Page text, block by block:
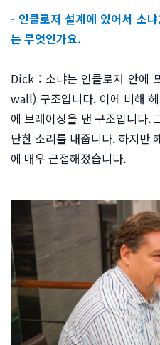
- 인클로저 설계에 있어서 소
는 무엇인가요.
Dick : 소냐는 인클로저 안에
wall) 구조입니다. 이에 비해
에 브레이싱을 댄 구조입니다.
단한 소리를 내줍니다. 하지만
에 매우 근접해졌습니다.